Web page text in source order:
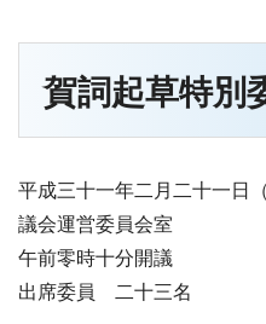
賀詞起草特別
平成三十一年二月二十一日
議会運営委員会室
午前零時十分開議
出席委員 二十三名